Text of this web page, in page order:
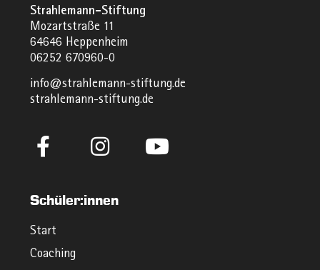
Strahlemann-Stiftung
Mozartstraße 11
64646 Heppenheim
06252 670960-0
info@strahlemann-stiftung.de
strahlemann-stiftung.de
Schüler:innen
Start
Coaching